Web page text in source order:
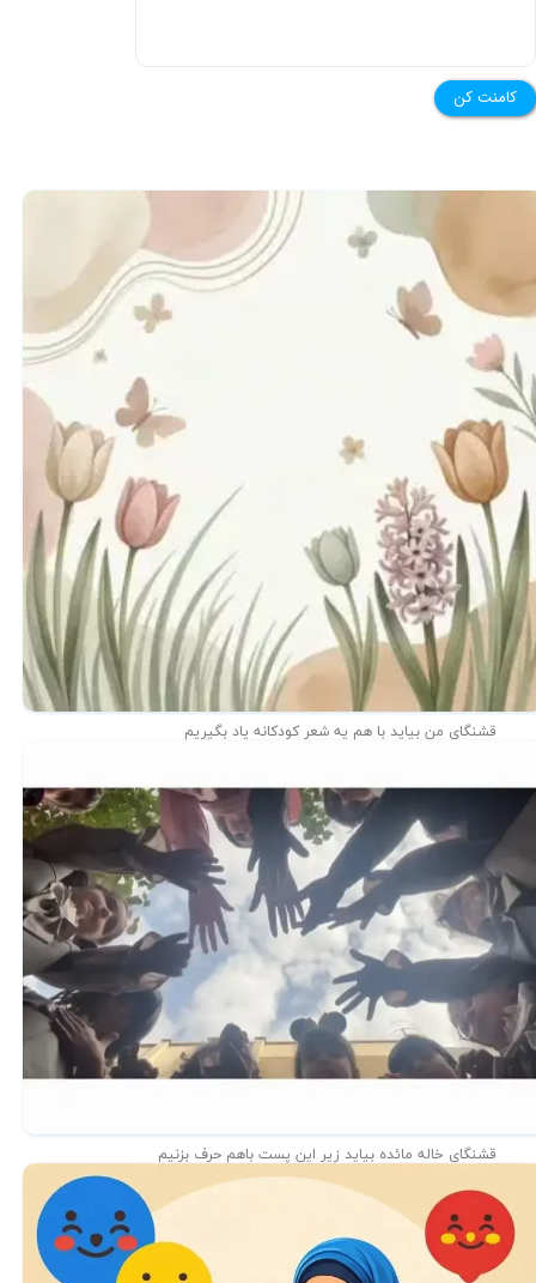
کامنت کن
قشنگای من بيايد با هم یه شعر کودکانه ياد بگیریم
قشنگای خاله مائده بیاید زیر این پست باهم حرف بزنیم